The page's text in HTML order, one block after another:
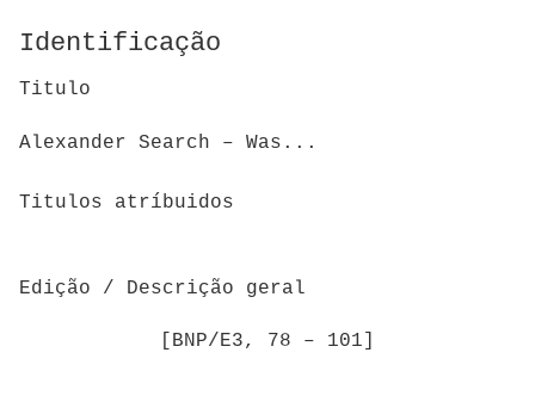
Identificação
Titulo
Alexander Search – Was...
Titulos atríbuidos
Edição / Descrição geral
[BNP/E3, 78 – 101]